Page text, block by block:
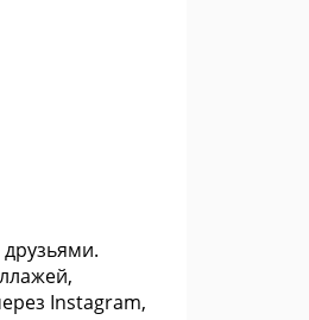
Instagram,